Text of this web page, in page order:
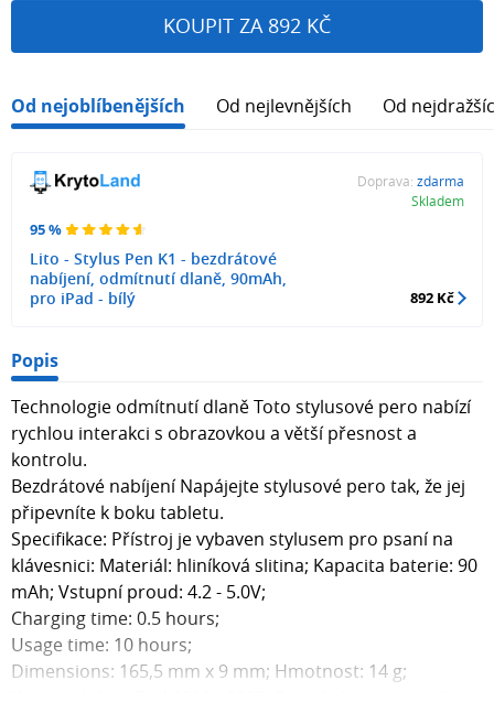
KOUPIT ZA 892 KČ
Od nejoblíbenějších Od nejlevnějších Od
95 %
Lito - Stylus Pen K1 - bezdrátové
nabíjení, odmítnutí dlaně, 90mAh,
pro iPad - bílý
Doprava: zdarma
Skladem
892 Kč
Popis
Technologie odmítnutí dlaně Toto stylusové pero nabízí
rychlou interakci s obrazovkou a větší přesnost a
kontrolu.
Bezdrátové nabíjení Napájejte stylusové pero tak, že jej
připevníte k boku tabletu.
Specifikace: Přístroj je vybaven stylusem pro psaní na
klávesnici: Materiál: hliníková slitina; Kapacita baterie: 90
mAh; Vstupní proud: 4.2 - 5.0V;
Charging time: 0.5 hours;
Usage time: 10 hours;
Dimensions: 165,5 mm x 9 mm; Hmotnost: 14 g;